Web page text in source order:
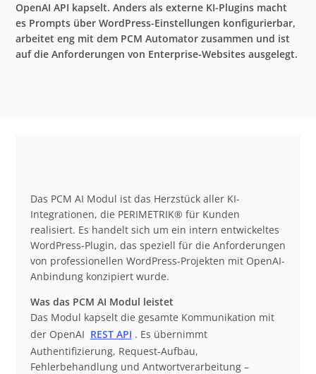
OpenAI API kapselt. Anders als externe KI-Plugins macht
es Prompts über WordPress-Einstellungen konfigurierbar,
arbeitet eng mit dem PCM Automator zusammen und ist
auf die Anforderungen von Enterprise-Websites ausgelegt.
Das PCM AI Modul ist das Herzstück aller KI-
Integrationen, die PERIMETRIK® für Kunden
realisiert. Es handelt sich um ein intern entwickeltes
WordPress-Plugin, das speziell für die Anforderungen
von professionellen WordPress-Projekten mit OpenAI-
Anbindung konzipiert wurde.
Was das PCM AI Modul leistet
Das Modul kapselt die gesamte Kommunikation mit
der OpenAI REST API . Es übernimmt
Authentifizierung, Request-Aufbau,
Fehlerbehandlung und Antwortverarbeitung –